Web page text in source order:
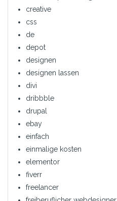
creative
css
de
depot
designen
designen lassen
divi
dribbble
drupal
ebay
einfach
einmalige kosten
elementor
fiverr
freelancer